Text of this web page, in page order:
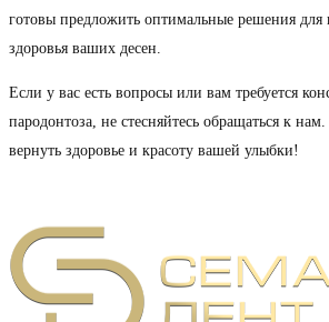
готовы предложить оптимальные решения для
здоровья ваших десен.
Если у вас есть вопросы или вам требуется
пародонтоза, не стесняйтесь обращаться к
вернуть здоровье и красоту вашей улыбки!